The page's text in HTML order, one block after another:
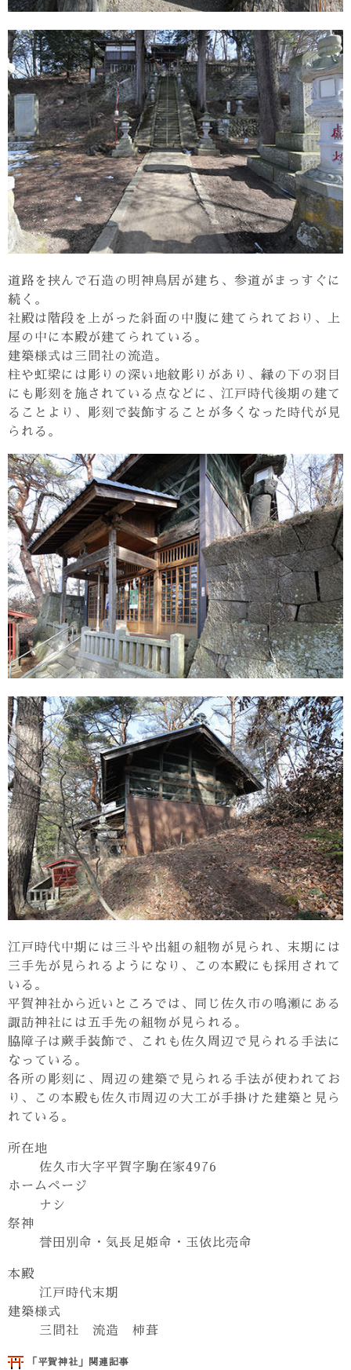
道路を挟んで石造の明神鳥居が建ち、参道がまっすぐに
続く。
社殿は階段を上がった斜面の中腹に建てられており、上
屋の中に本殿が建てられている。
建築様式は三間社の流造。
柱や虹梁には彫りの深い地紋彫りがあり、縁の下の羽目
にも彫刻を施されている点などに、江戸時代後期の建て
ることより、彫刻で装飾することが多くなった時代が見
られる。
江戸時代中期には三斗や出組の組物が見られ、末期には
三手先が見られるようになり、この本殿にも採用されて
いる。
平賀神社から近いところでは、同じ佐久市の鳴瀬にある
諏訪神社には五手先の組物が見られる。
脇障子は蕨手装飾で、これも佐久周辺で見られる手法に
なっている。
各所の彫刻に、周辺の建築で見られる手法が使われてお
り、この本殿も佐久市周辺の大工が手掛けた建築と見ら
れている。
所在地
佐久市大字平賀字駒在家4976
ホームページ
ナシ
祭神
誉田別命・気長足姫命・玉依比売命
本殿
江戸時代末期
建築様式
三間社 流造 柿葺
「平賀神社」関連記事